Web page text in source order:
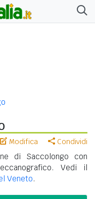
Modifica Condividi
di Saccolongo con
Vedi il
Veneto.